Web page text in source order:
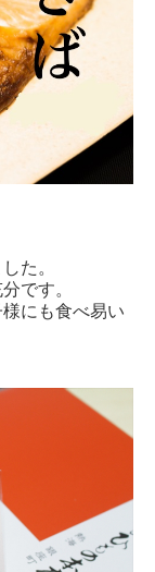
た。
です。
にも食べ易い